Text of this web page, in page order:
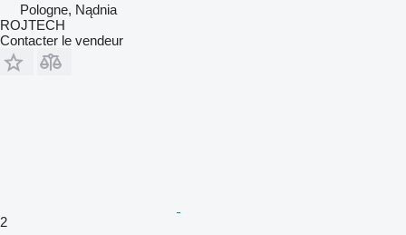
Pologne, Nądnia
ROJTECH
Contacter le vendeur
2